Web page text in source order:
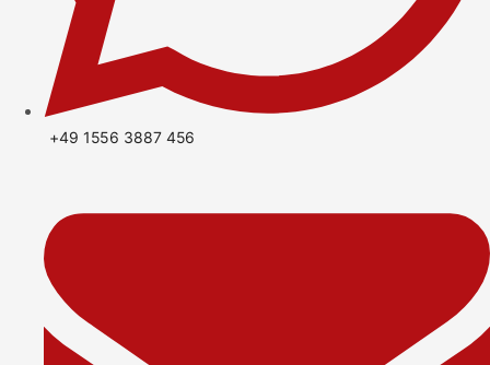
+49 1556 3887 456